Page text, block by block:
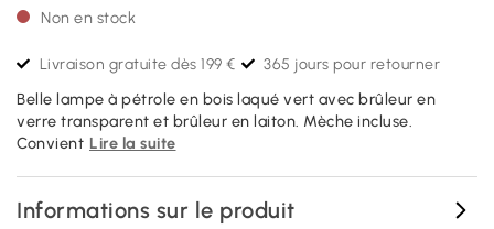
Non en stock
Livraison gratuite dès 199 € 365 jours pour retourner
Belle lampe à pétrole en bois laqué vert avec brûleur en
verre transparent et brûleur en laiton. Mèche incluse.
Convient Lire la suite
Informations sur le produit